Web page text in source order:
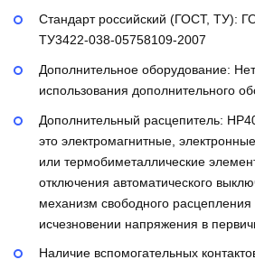
Стандарт российский (ГОСТ, ТУ):
ТУ3422-038-05758109-2007
Дополнительное оборудование:
использования дополнительного
Дополнительный расцепитель:
это электромагнитные,
или термобиметаллические
отключения автоматического
механизм свободного расцепления
исчезновении напряжения в
Наличие вспомогательных